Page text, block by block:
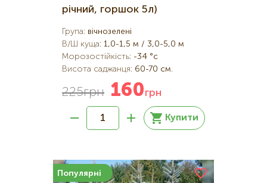
річний, горшок 5л)
Група: вічнозелені
В/Ш куща: 1,0-1,5 м / 3,0-5,0 м
Морозостійкість: -34 °c
Висота саджанця: 60-70 см.
225грн 160грн
Купити
Популярні